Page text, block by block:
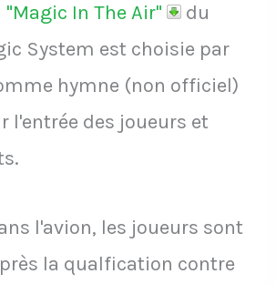
"Magic In The Air"
du
System est choisie par
hymne (non officiel)
l'entrée des joueurs et
l'avion, les joueurs sont
la qualfication contre